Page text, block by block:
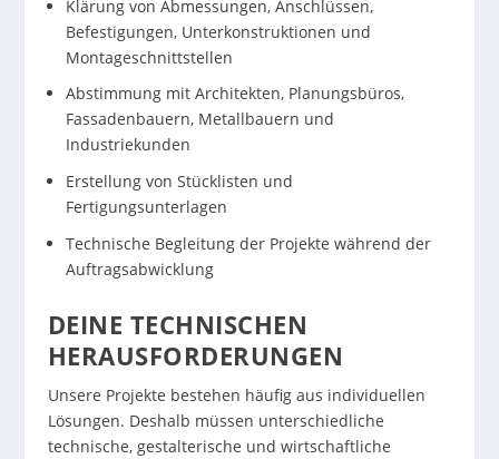
Klärung von Abmessungen, Anschlüssen,
Befestigungen, Unterkonstruktionen und
Montageschnittstellen
Abstimmung mit Architekten, Planungsbüros,
Fassadenbauern, Metallbauern und
Industriekunden
Erstellung von Stücklisten und
Fertigungsunterlagen
Technische Begleitung der Projekte während der
Auftragsabwicklung
DEINE TECHNISCHEN
HERAUSFORDERUNGEN
Unsere Projekte bestehen häufig aus individuellen
Lösungen. Deshalb müssen unterschiedliche
technische, gestalterische und wirtschaftliche